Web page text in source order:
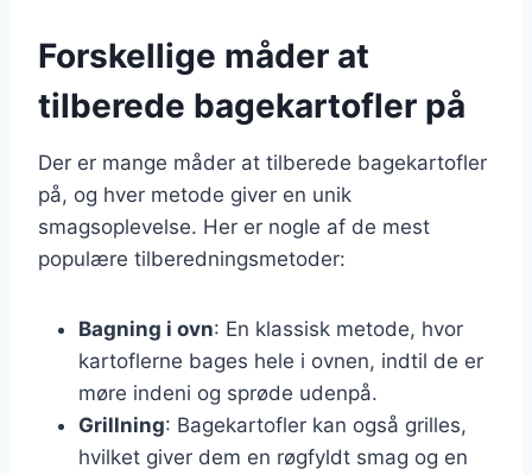
Forskellige måder at
tilberede bagekartofler på
Der er mange måder at tilberede bagekartofler
på, og hver metode giver en unik
smagsoplevelse. Her er nogle af de mest
populære tilberedningsmetoder:
Bagning i ovn: En klassisk metode, hvor
kartoflerne bages hele i ovnen, indtil de er
møre indeni og sprøde udenpå.
Grillning: Bagekartofler kan også grilles,
hvilket giver dem en røgfyldt smag og en